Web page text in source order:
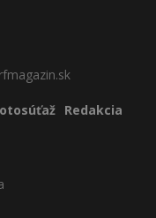
Redakcia